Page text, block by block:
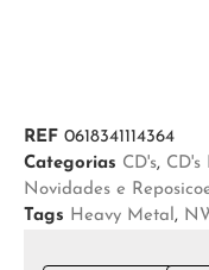
REF 0618341114364
Categorias CD's, CD's
Novidades e
Tags Heavy Metal ,